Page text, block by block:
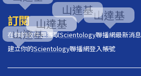
訂閱
在你的收件匣獲取Scientology聯播網最新消息
建立你的Scientology聯播網登入帳號